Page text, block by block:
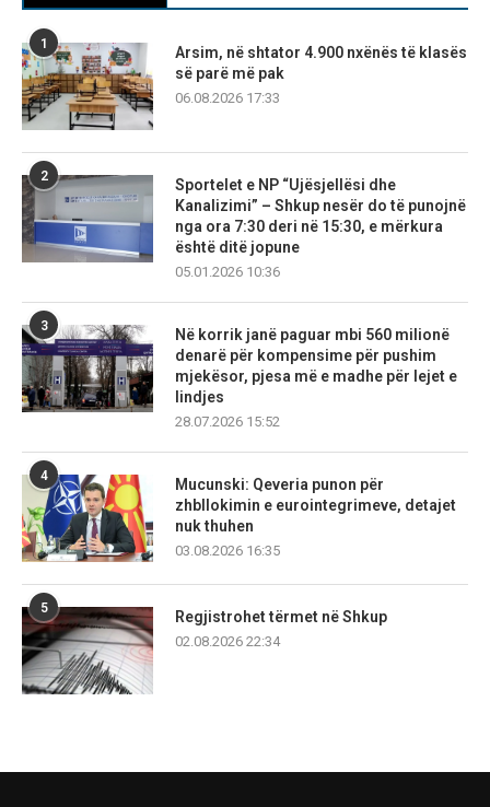
1
Arsim, në shtator 4.900 nxënës të klasës
së parë më pak
06.08.2026 17:33
2
Sportelet e NP “Ujësjellësi dhe
Kanalizimi” – Shkup nesër do të punojnë
nga ora 7:30 deri në 15:30, e mërkura
është ditë jopune
05.01.2026 10:36
3
Në korrik janë paguar mbi 560 milionë
denarë për kompensime për pushim
mjekësor, pjesa më e madhe për lejet e
lindjes
28.07.2026 15:52
4
Mucunski: Qeveria punon për
zhbllokimin e eurointegrimeve, detajet
nuk thuhen
03.08.2026 16:35
5
Regjistrohet tërmet në Shkup
02.08.2026 22:34